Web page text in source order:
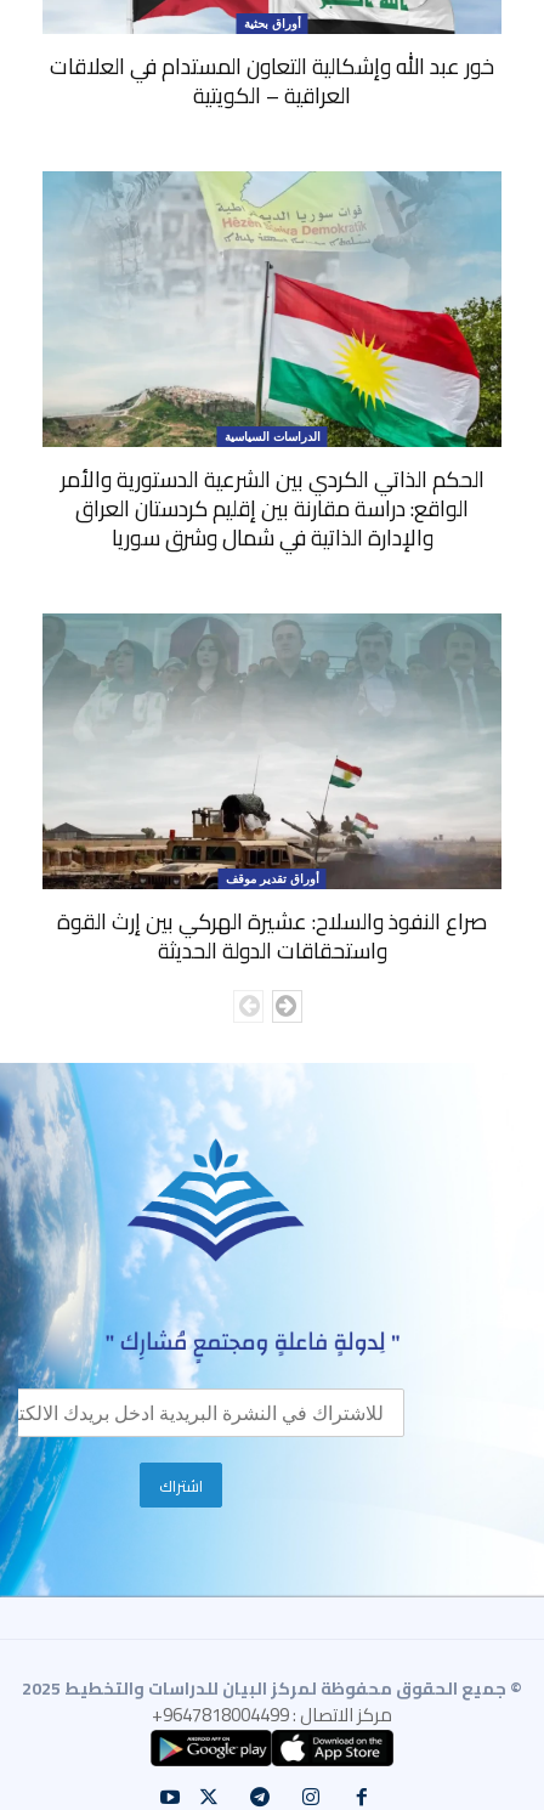
أوراق بحثية
خور عبد الله وإشكالية التعاون المستدام في العلاقات
العراقية – الكويتية
الدراسات السياسية
الحكم الذاتي الكردي بين الشرعية الدستورية والأمر
الواقع: دراسة مقارنة بين إقليم كردستان العراق
والإدارة الذاتية في شمال وشرق سوريا
أوراق تقدير موقف
صراع النفوذ والسلاح: عشيرة الهركي بين إرث القوة
واستحقاقات الدولة الحديثة
© جميع الحقوق محفوظة لمركز البيان للدراسات والتخطيط 2025
مركز الاتصال : 9647818004499+